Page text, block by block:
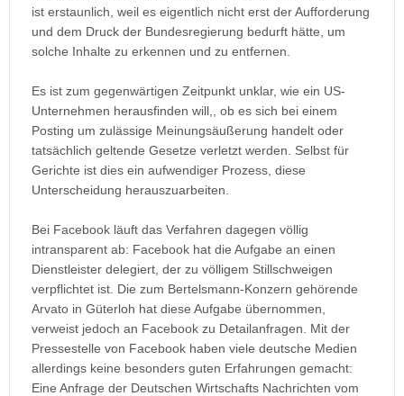
ist erstaunlich, weil es eigentlich nicht erst der Aufforderung
und dem Druck der Bundesregierung bedurft hätte, um
solche Inhalte zu erkennen und zu entfernen.
Es ist zum gegenwärtigen Zeitpunkt unklar, wie ein US-
Unternehmen herausfinden will,, ob es sich bei einem
Posting um zulässige Meinungsäußerung handelt oder
tatsächlich geltende Gesetze verletzt werden. Selbst für
Gerichte ist dies ein aufwendiger Prozess, diese
Unterscheidung herauszuarbeiten.
Bei Facebook läuft das Verfahren dagegen völlig
intransparent ab: Facebook hat die Aufgabe an einen
Dienstleister delegiert, der zu völligem Stillschweigen
verpflichtet ist. Die zum Bertelsmann-Konzern gehörende
Arvato in Güterloh hat diese Aufgabe übernommen,
verweist jedoch an Facebook zu Detailanfragen. Mit der
Pressestelle von Facebook haben viele deutsche Medien
allerdings keine besonders guten Erfahrungen gemacht:
Eine Anfrage der Deutschen Wirtschafts Nachrichten vom